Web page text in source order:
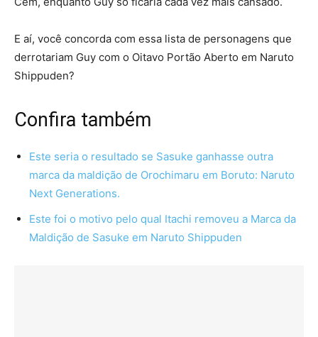
E aí, você concorda com essa lista de personagens que
derrotariam Guy com o Oitavo Portão Aberto em Naruto
Shippuden?
Confira também
Este seria o resultado se Sasuke ganhasse outra
marca da maldição de Orochimaru em Boruto: Naruto
Next Generations.
Este foi o motivo pelo qual Itachi removeu a Marca da
Maldição de Sasuke em Naruto Shippuden